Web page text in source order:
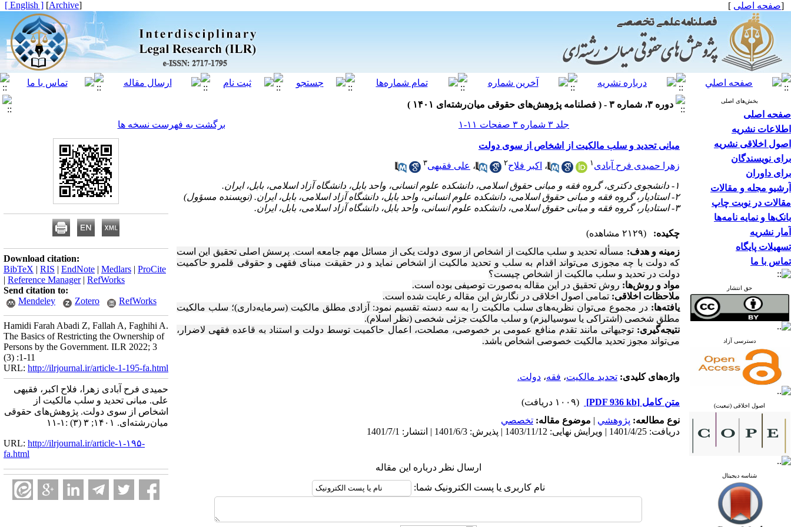
[صفحه اصلی ]
[
Archive
]
[ English ]
بخش‌های اصلی
صفحه اصلی
اطلاعات نشریه
اصول اخلاقی نشریه
برای نویسندگان
برای داوران
آرشیو مجله و مقالات
مقالات در نوبت چاپ
بانک‌ها و نمایه نامه‌ها
آمار نشریه
تسهیلات پایگاه
تماس با ما
حق انتشار
دسترسی آزاد
اصول اخلاقی (تبعیت)
شناسه دیجیتال
دوره ۳، شماره ۳ - ( فصلنامه پژوهش‌های حقوقی میان‌رشته‌ای ۱۴۰۱ )
جلد ۳ شماره ۳ صفحات ۱۱-۱
برگشت به فهرست نسخه ها
مبانی تحدید و سلب مالکیت از اشخاص از سوی دولت
زهرا حمیدی فرح آبادی ۱ ، اکبر فلاح۲ ، علی فقیهی۳
۱- دانشجوی دکتری، گروه فقه و مبانی حقوق اسلامی، دانشکده علوم انسانی، واحد بابل، دانشگاه آزاد اسلامی، بابل، ایران.
۲- استادیار، گروه فقه و مبانی حقوق اسلامی، دانشکده علوم انسانی، واحد بابل، دانشگاه آزاد اسلامی، بابل، ایران. (نویسنده مسؤول)
۳- استادیار، گروه فقه و مبانی حقوق اسلامی، دانشکده علوم انسانی، واحد بابل، دانشگاه آزاد اسلامی، بابل، ایران.
چکیده:
(۲۱۲۹ مشاهده)
زمینه و هدف: مسأله تحدید و سلب مالکیت از اشخاص از سوی دولت یکی از مسائل مهم جامعه است. پرسش اصلی تحقیق این است
که دولت با چه مجوزی می‌تواند اقدام به سلب و تحدید مالکیت از اشخاص نماید و در حقیقت مبنای فقهی و حقوقی قلمرو حاکمیت
دولت در تحدید و سلب مالکیت از اشخاص چیست؟
مواد و روش‌ها: روش تحقیق در این مقاله به‌صورت توصیفی بوده است.
ملاحظات اخلاقی: تمامی اصول اخلاقی در نگارش این مقاله رعایت شده است.
یافته‌ها: در مجموع می‌توان نظریه‌‌های سلب مالکیت را به سه دسته تقسیم نمود: آزادی مطلق مالکیت (سرمایه‌داری)؛ سلب مالکیت
مطلق شخصی (اشتراکی یا سوسیالیزم) و سلب مالکیت جزئی شخصی (نظر
اسلام).
نتیجه‌گیری: توجیهاتی مانند تقدم منافع عمومی بر خصوصی، مصلحت، اعمال حاکمیت توسط دولت و استناد به قاعده فقهی لاضرار،
می‌تواند مجوز تحدید مالکیت خصوصی اشخاص باشد.
واژه‌های کلیدی: تحدید مالکیت، فقه، دولت.
متن کامل [PDF 936 kb]
(۱۰۰۹ دریافت)
نوع مطالعه: پژوهشي | موضوع مقاله: تخصصي
دریافت: 1401/4/25 | ویرایش نهایی: 1403/11/12 | پذیرش: 1401/6/3 | انتشار: 1401/7/1
ارسال نظر درباره این مقاله
نام کاربری یا پست الکترونیک شما:
Download citation:
BibTeX | RIS | EndNote | Medlars | ProCite
| Reference Manager| RefWorks
Send citation to:
Mendeley
Zotero RefWorks
Hamidi Farah Abadi Z, Fallah A, Faghihi A.
The Basics of Restricting the Ownership of
Persons by the Government. ILR 2022; 3
(3) :1-11
URL: http://ilrjournal.ir/article-1-195-fa.html
حمیدی فرح آبادی زهرا، فلاح اکبر، فقیهی
علی. مبانی تحدید و سلب مالکیت از
اشخاص از سوی دولت. پژوهش‌های حقوقی
میان‌رشته‌ای. ۱۴۰۱; ۳ (۳) :۱-۱۱
URL: http://ilrjournal.ir/article-۱-۱۹۵-
fa.html